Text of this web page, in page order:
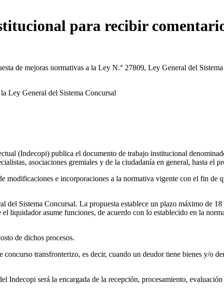
para recibir
de mejoras normativas a la Ley N.° 27809, Ley General del
(Indecopi) publica el documento de trabajo institucional
asociaciones gremiales y de la ciudadanía en general, hasta el
modificaciones e incorporaciones a la normativa vigente con el fin de
Sistema Concursal. La propuesta establece un plazo máximo de
liquidador asume funciones, de acuerdo con lo establecido en la
de dichos procesos.
transfronterizo, es decir, cuando un deudor tiene bienes y/o
Indecopi será la encargada de la recepción, procesamiento,